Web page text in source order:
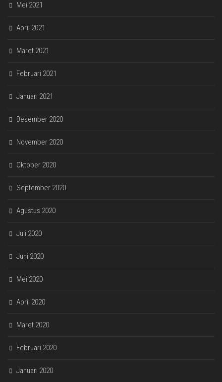
Mei 2021
April 2021
Maret 2021
Februari 2021
Januari 2021
Desember 2020
November 2020
Oktober 2020
September 2020
Agustus 2020
Juli 2020
Juni 2020
Mei 2020
April 2020
Maret 2020
Februari 2020
Januari 2020